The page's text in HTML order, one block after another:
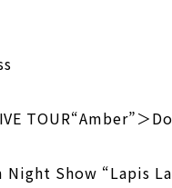
TOUR“Amber”＞
Night Show “Lapis